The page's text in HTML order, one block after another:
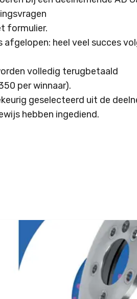
formulier.
afgelopen: heel veel succes
volledig terugbetaald
per winnaar).
geselecteerd uit de
hebben ingediend.